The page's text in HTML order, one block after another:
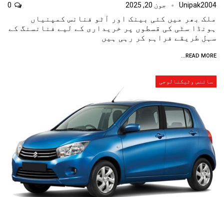
Unipak2004 جون 20, 2025
ملک بھر میں کئی بینک اور آٹو فنانس کمپنیاں
ہونڈا سٹی کی قسطوں پر خریداری کے لیے فنانسنگ کے
سہل طریقے فراہم کر رہی ہیں
READ MORE...
سائنس وٹیکنالوجی